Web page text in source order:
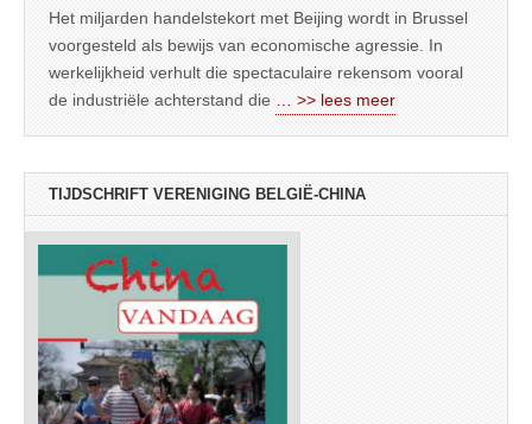
Het miljarden handelstekort met Beijing wordt in Brussel
voorgesteld als bewijs van economische agressie. In
werkelijkheid verhult die spectaculaire rekensom vooral
de industriële achterstand die
… >> lees meer
TIJDSCHRIFT VERENIGING BELGIË-CHINA